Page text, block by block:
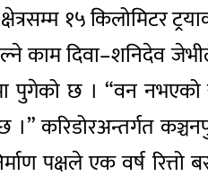
१५ किलोमिटर
काम दिवा–शनिदेव
पुगेको छ । “वन
करिडोरअन्तर्गत
पक्षले एक वर्ष